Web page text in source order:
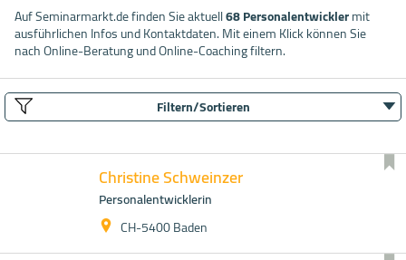
Auf Seminarmarkt.de finden Sie aktuell68 Personalentwicklermit
ausführlichen Infos und Kontaktdaten. Mit einem Klick können Sie
nach Online-Beratung und Online-Coaching filtern.
Filtern/Sortieren
Christine Schweinzer
Personalentwicklerin
CH-5400 Baden